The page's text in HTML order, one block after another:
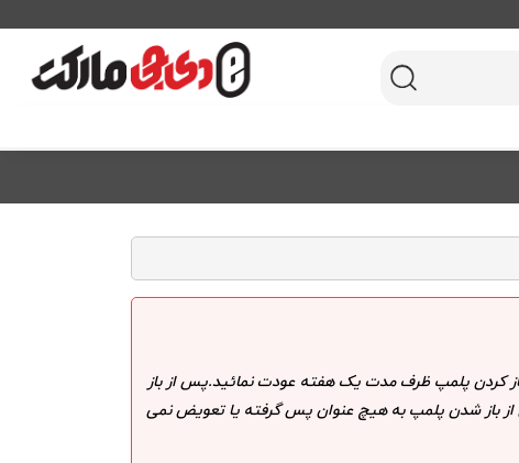
کردن پلمپ ظرف مدت یک هفته عودت نمائید.پس از باز
از باز شدن پلمپ به هیچ عنوان پس گرفته یا تعویض نمی